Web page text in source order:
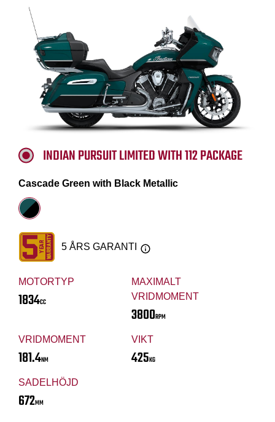
MOTORTYP
1834CC
MAXIMALT
VRIDMOMENT
3800RPM
VRIDMOMENT
181.4NM
VIKT
425KG
SADELHÖJD
672MM
INDIAN PURSUIT LIMITED WITH 112 PACKAGE
Cascade Green with Black Metallic
5 ÅRS GARANTI